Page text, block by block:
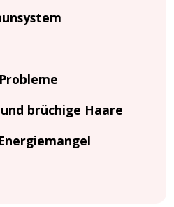
brüchige Haare